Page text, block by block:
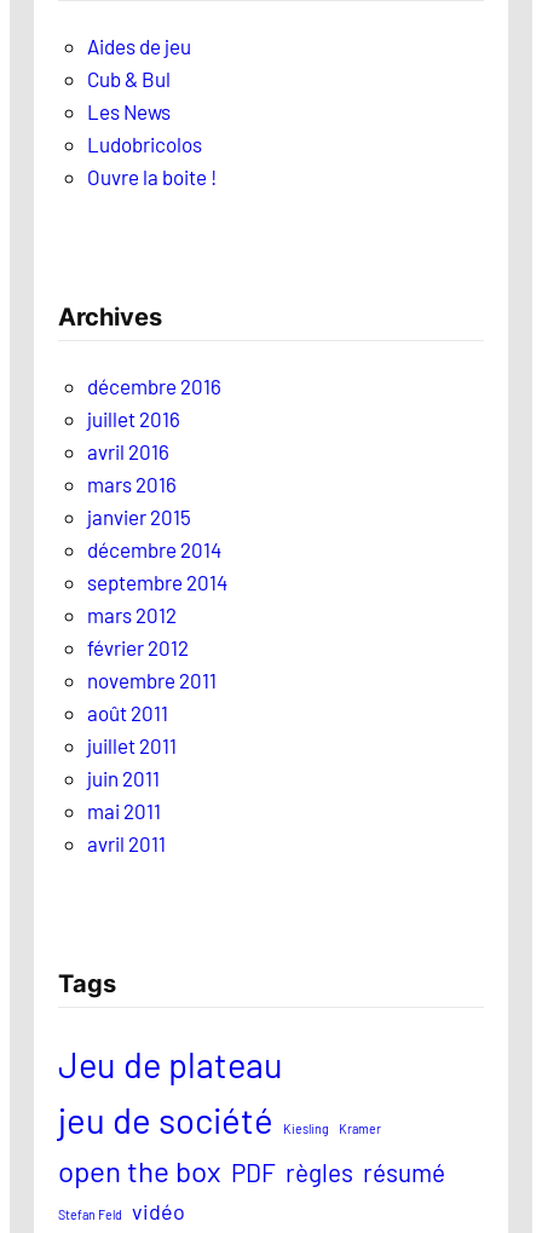
Aides de jeu
Cub & Bul
Les News
Ludobricolos
Ouvre la boite !
Archives
décembre 2016
juillet 2016
avril 2016
mars 2016
janvier 2015
décembre 2014
septembre 2014
mars 2012
février 2012
novembre 2011
août 2011
juillet 2011
juin 2011
mai 2011
avril 2011
Tags
Jeu de plateau
jeu de société
Kiesling Kramer
open the box PDF règles résumé
Stefan Feld vidéo